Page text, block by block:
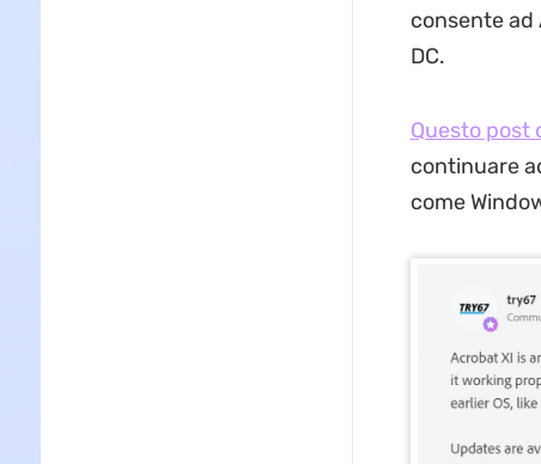
consente
DC.
Questo post
continuare
come